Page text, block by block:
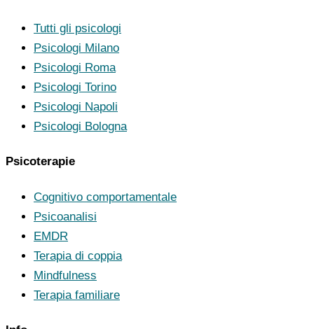
Tutti gli psicologi
Psicologi Milano
Psicologi Roma
Psicologi Torino
Psicologi Napoli
Psicologi Bologna
Psicoterapie
Cognitivo comportamentale
Psicoanalisi
EMDR
Terapia di coppia
Mindfulness
Terapia familiare